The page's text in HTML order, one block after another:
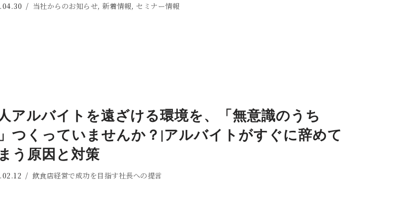
当社からのお知らせ, 新着情報, セミナー情報
アルバイトを遠ざける環境を、「無意識のうち
つくっていませんか？|アルバイトがすぐに辞めて
う原因と対策
飲食店経営で成功を目指す社長への提言